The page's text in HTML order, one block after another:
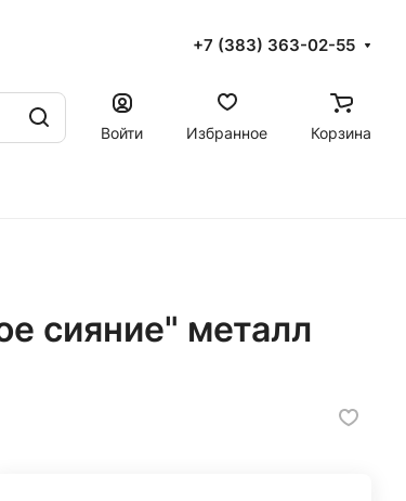
+7 (383) 363-02-55
Войти
Избранное Корзина
сияние" металл